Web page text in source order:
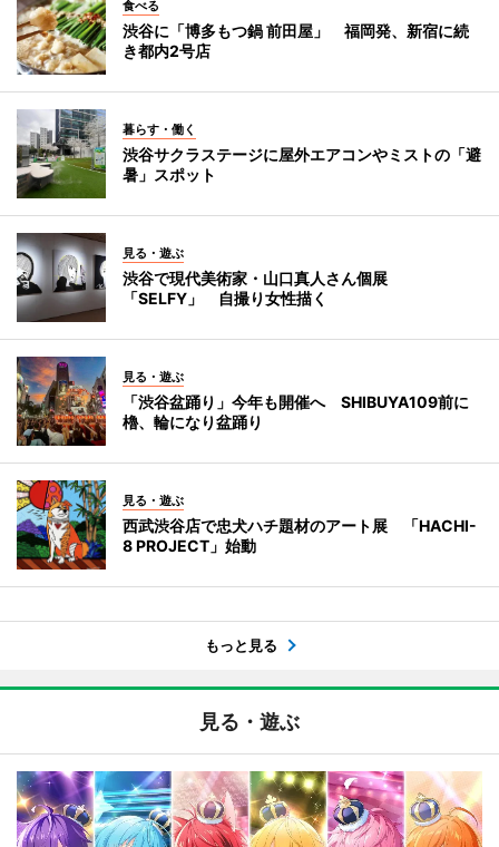
食べる
渋谷に「博多もつ鍋 前田屋」 福岡発、新宿に続
き都内2号店
暮らす・働く
渋谷サクラステージに屋外エアコンやミストの「避
暑」スポット
見る・遊ぶ
渋谷で現代美術家・山口真人さん個展
「SELFY」 自撮り女性描く
見る・遊ぶ
「渋谷盆踊り」今年も開催へ SHIBUYA109前に
櫓、輪になり盆踊り
見る・遊ぶ
西武渋谷店で忠犬ハチ題材のアート展 「HACHI-
8 PROJECT」始動
もっと見る
見る・遊ぶ